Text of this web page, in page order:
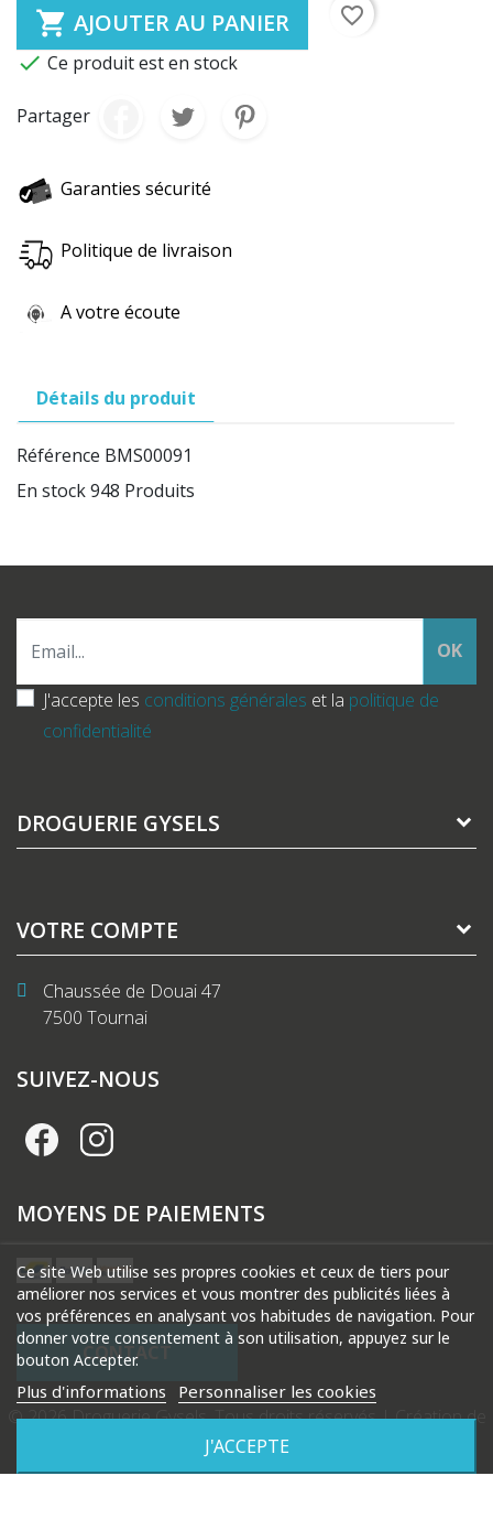
 AJOUTER AU PANIER
favorite_border
 Ce produit est en stock
Partager
Garanties sécurité
Politique de livraison
A votre écoute
Détails du produit
Référence BMS00091
En stock948 Produits
OK
J'accepte les conditions générales et la politique de
confidentialité
DROGUERIE GYSELS
VOTRE COMPTE
Chaussée de Douai 47
7500 Tournai
Ce site Web utilise ses propres cookies et ceux de tiers pour
améliorer nos services et vous montrer des publicités liées à
vos préférences en analysant vos habitudes de navigation. Pour
donner votre consentement à son utilisation, appuyez sur le
bouton Accepter.
Plus d'informations Personnaliser les cookies
J'ACCEPTE
SUIVEZ-NOUS
MOYENS DE PAIEMENTS
CONTACT
© 2026 Droguerie Gysels. Tous droits réservés |Création de
site internet Produweb™